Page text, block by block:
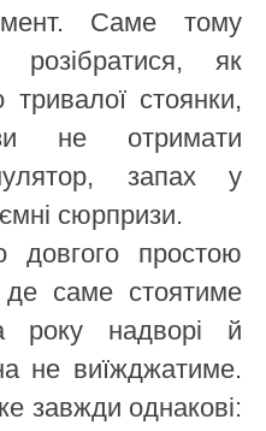
Саме тому
розібратися, як
тривалої стоянки,
не отримати
запах у
сюрпризи.
довгого простою
де саме стоятиме
року надворі й
не виїжджатиме.
завжди однакові: